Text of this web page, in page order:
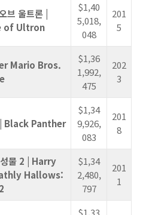
브 울트론 |
of Ultron
$1,40
5,018,
048
201
5
Mario Bros.
$1,36
1,992,
475
202
3
| Black Panther
$1,34
9,926,
083
201
8
물 2 | Harry
Hallows:
$1,34
2,480,
797
201
1
$1,33